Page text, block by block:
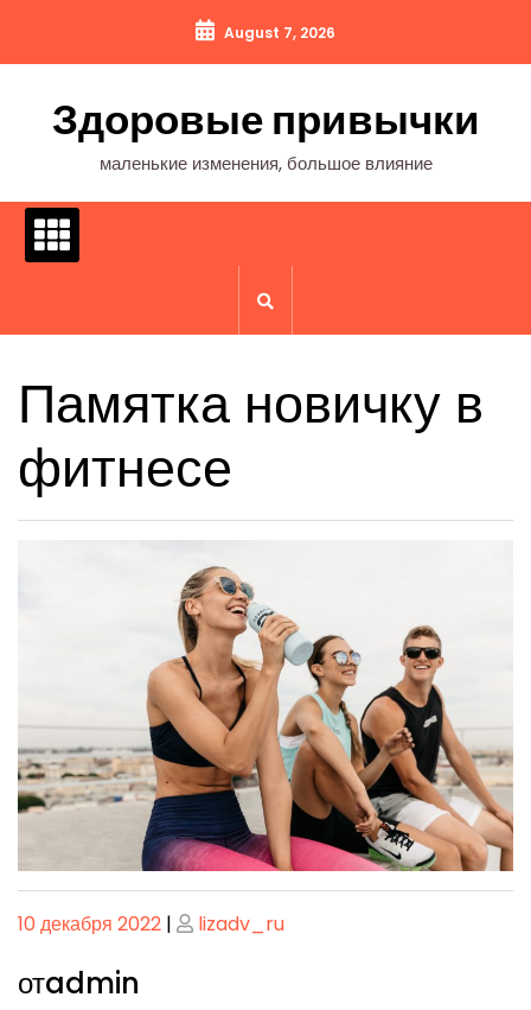
содержимому
August 7, 2026
Здоровые привычки
маленькие изменения, большое влияние
Памятка новичку в
фитнесе
Опубликовано
10 декабря 2022 | Опубликовано
lizadv_ru
отadmin